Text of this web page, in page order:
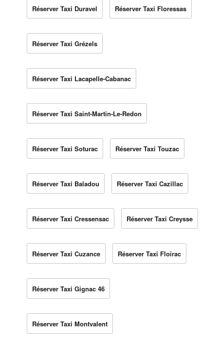
Réserver Taxi Duravel Réserver Taxi Floressas
Réserver Taxi Grézels
Réserver Taxi Lacapelle-Cabanac
Réserver Taxi Saint-Martin-Le-Redon
Réserver Taxi Soturac Réserver Taxi Touzac
Réserver Taxi Baladou Réserver Taxi Cazillac
Réserver Taxi Cressensac Réserver Taxi Creysse
Réserver Taxi Cuzance Réserver Taxi Floirac
Réserver Taxi Gignac 46
Réserver Taxi Montvalent